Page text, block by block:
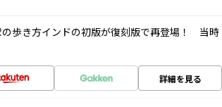
歩き方インドの初版が復刻版で再登場！ 当時
詳細を見る